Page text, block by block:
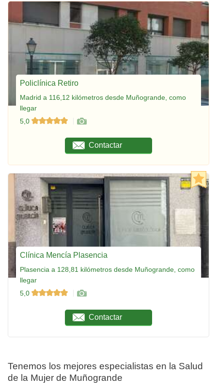
Policlínica Retiro
Madrid a 116,12 kilómetros desde Muñogrande, como
llegar
5,0
Contactar
Clínica Mencía Plasencia
Plasencia a 128,81 kilómetros desde Muñogrande, como
llegar
5,0
Contactar
Tenemos los mejores especialistas en la Salud
de la Mujer de Muñogrande